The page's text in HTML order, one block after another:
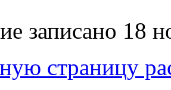
записано 18
страницу